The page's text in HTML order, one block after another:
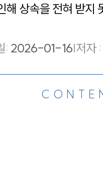
상속을 전혀 받지
: 2026-01-16|저자 :